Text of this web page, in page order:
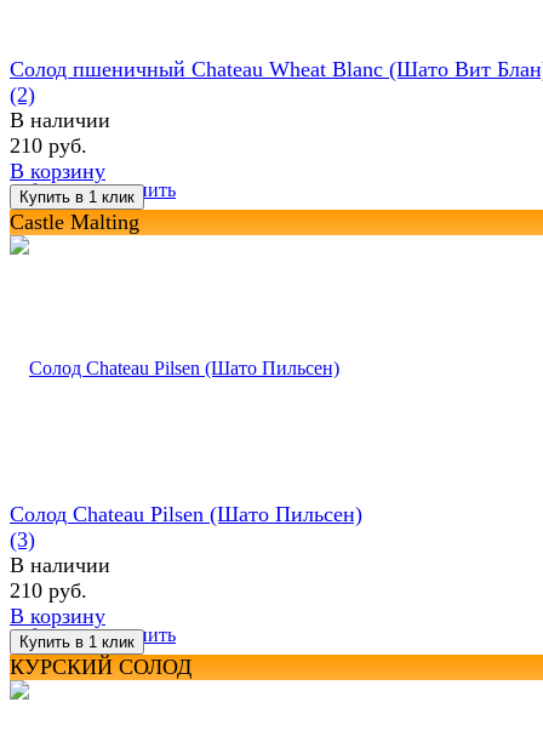
избранное сравнить
Солод пшеничный Chateau Wheat Blanc (Шато Вит
(2)
В наличии
210 руб.
В корзину
Castle Malting
избранное сравнить
Солод Chateau Pilsen (Шато Пильсен)
(3)
В наличии
210 руб.
В корзину
КУРСКИЙ СОЛОД